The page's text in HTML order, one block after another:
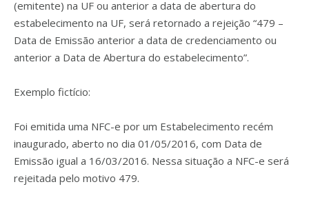
(emitente) na UF ou anterior a data de abertura do
estabelecimento na UF, será retornado a rejeição “479 –
Data de Emissão anterior a data de credenciamento ou
anterior a Data de Abertura do estabelecimento”.
Exemplo fictício:
Foi emitida uma NFC-e por um Estabelecimento recém
inaugurado, aberto no dia 01/05/2016, com Data de
Emissão igual a 16/03/2016. Nessa situação a NFC-e será
rejeitada pelo motivo 479.